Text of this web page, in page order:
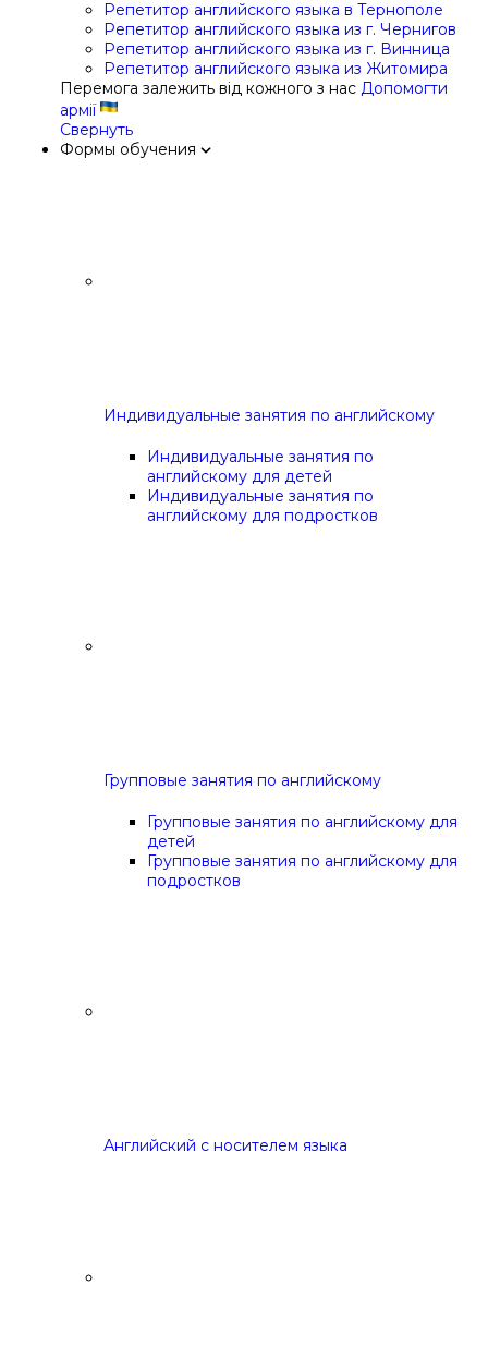
Репетитор английского языка в Тернополе
Репетитор английского языка из г. Чернигов
Репетитор английского языка из г. Винница
Репетитор английского языка из Житомира
Перемога залежить від кожного з нас Допомогти
армії
Свернуть
Формы обучения
Индивидуальные занятия по английскому
Индивидуальные занятия по
английскому для детей
Индивидуальные занятия по
английскому для подростков
Групповые занятия по английскому
Групповые занятия по английскому для
детей
Групповые занятия по английскому для
подростков
Английский с носителем языка